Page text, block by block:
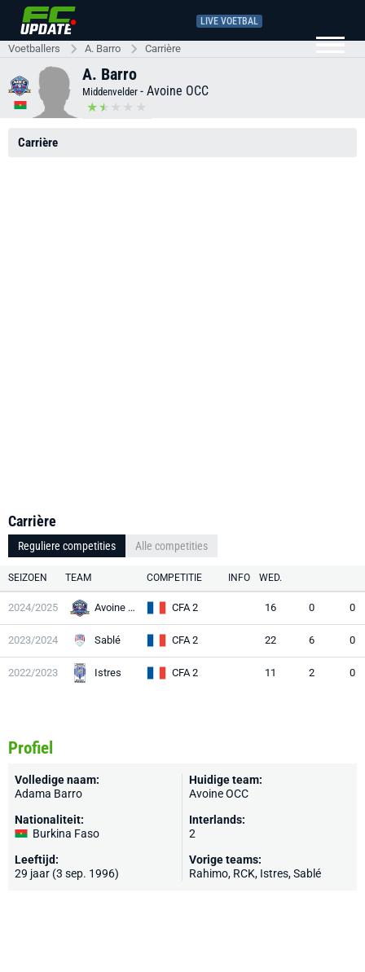
LIVE VOETBAL
Voetballers A. Barro Carrière
A. Barro
Middenvelder - Avoine OCC
Carrière
Carrière
Reguliere competities Alle competities
SEIZOEN TEAM COMPETITIE INFO WED.
2024/2025 Avoine OCC CFA 2 16 0 0
2023/2024 Sablé CFA 2 22 6 0
2022/2023 Istres CFA 2 11 2 0
Profiel
Volledige naam:
Adama Barro
Nationaliteit:
Burkina Faso
Leeftijd:
29 jaar (3 sep. 1996)
Huidige team:
Avoine OCC
Interlands:
2
Vorige teams:
Rahimo, RCK, Istres,Sablé